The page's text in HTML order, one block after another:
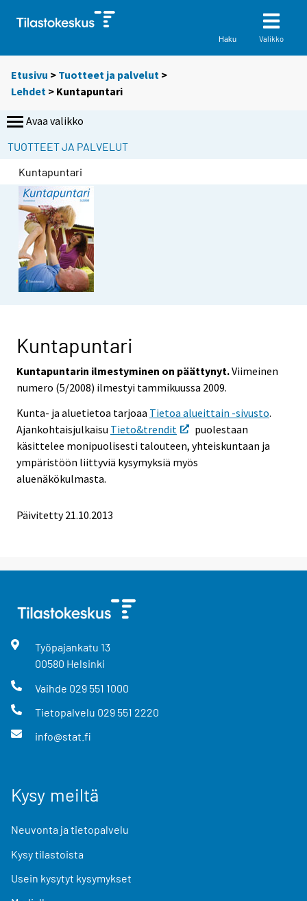
Haku Valikko
Etusivu > Tuotteet ja palvelut >
Lehdet > Kuntapuntari
Avaa valikko
TUOTTEET JA PALVELUT
Kuntapuntari
Kuntapuntari
Kuntapuntarin ilmestyminen on päättynyt.Viimeinen
numero (5/2008) ilmestyi tammikuussa 2009.
Kunta- ja aluetietoa tarjoaa Tietoa alueittain -sivusto.
Ajankohtaisjulkaisu Tieto&trendit
puolestaan
käsittelee monipuolisesti talouteen, yhteiskuntaan ja
ympäristöön liittyviä kysymyksiä myös
aluenäkökulmasta.
Päivitetty 21.10.2013
Työpajankatu 13
00580 Helsinki
Vaihde 029 551 1000
Tietopalvelu 029 551 2220
info@stat.fi
Kysy meiltä
Neuvonta ja tietopalvelu
Kysy tilastoista
Usein kysytyt kysymykset